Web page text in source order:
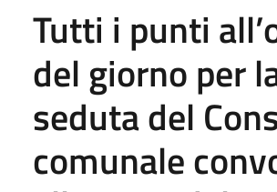
Tutti i punti
del giorno per
seduta del
comunale